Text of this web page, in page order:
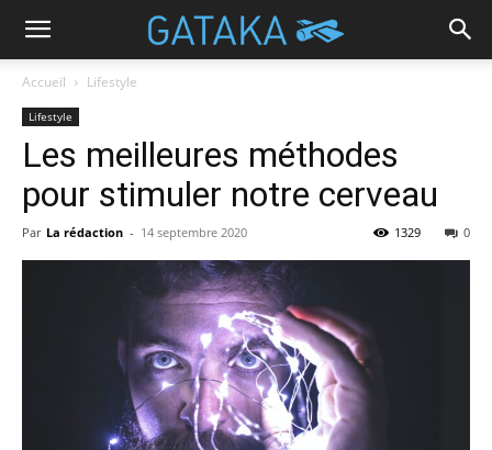
Accueil Lifestyle
Lifestyle
Les meilleures méthodes
pour stimuler notre cerveau
Par La rédaction - 14 septembre 2020 0
1329